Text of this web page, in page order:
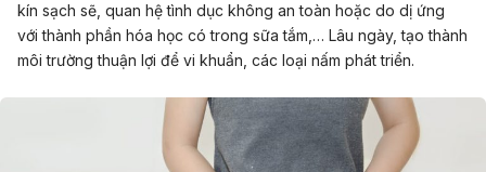
kín sạch sẽ, quan hệ tình dục không an toàn hoặc do dị ứng
với thành phần hóa học có trong sữa tắm,… Lâu ngày, tạo thành
môi trường thuận lợi để vi khuẩn, các loại nấm phát triển.